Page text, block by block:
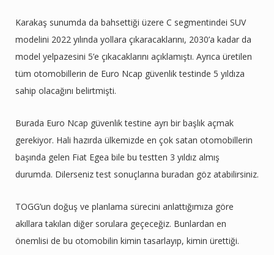
Karakaş sunumda da bahsettiği üzere C segmentindei SUV
modelini 2022 yılında yollara çıkaracaklarını, 2030’a kadar da
model yelpazesini 5’e çıkacaklarını açıklamıştı. Ayrıca üretilen
tüm otomobillerin de Euro Ncap güvenlik testinde 5 yıldıza
sahip olacağını belirtmişti.
Burada Euro Ncap güvenlik testine ayrı bir başlık açmak
gerekiyor. Hali hazırda ülkemizde en çok satan otomobillerin
başında gelen Fiat Egea bile bu testten 3 yıldız almış
durumda. Dilerseniz test sonuçlarına buradan göz atabilirsiniz.
TOGG’un doğuş ve planlama sürecini anlattığımıza göre
akıllara takılan diğer sorulara geçeceğiz. Bunlardan en
önemlisi de bu otomobilin kimin tasarlayıp, kimin ürettiği.